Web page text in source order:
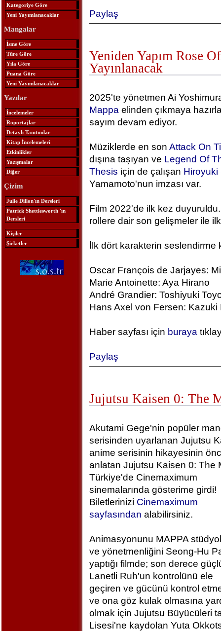
Kategoriye Göre
Yeni Yayımlanacaklar
Mangalar
İsme Göre
Türe Göre
Yıla Göre
Puana Göre
Yeni Yayımlanacaklar
Yazılar
İncelemeler
Röportajlar
Detaylı Tanıtımlar
Kitap İncelemeleri
Etkinlikler
Yazışmalar
Diğer
Çizim
Julie Dillon'ın Dersleri
Patrick Shettlesworth 'ın
Dersleri
Kişiler
Şirketler
Paylaş
Yeniden Yapım Rose
Yayınlanacak
2025'te yönetmen Ai
Mappa elinden çıkmaya
sayım devam ediyor.
Müziklerde en son Attack On
dışına taşıyan ve Legend Of
Thesis için de çalışan Hiroyuki
Yamamoto'nun imzası var.
Film 2022'de ilk kez
rollere dair son gelişmeler ile ilk
İlk dört karakterin seslendirme
Oscar François de Jarjayes:
Marie Antoinette: Aya Hirano
André Grandier: Toshiyuki
Hans Axel von Fersen: Kazuki
Haber sayfası için buraya
Paylaş
Jujutsu Kaisen 0: The
Akutami Gege'nin popüler
serisinden uyarlanan Jujutsu
anime serisinin hikayesinin
anlatan Jujutsu Kaisen 0: The
Türkiye'de Cinemaximum
sinemalarında gösterime girdi!
Biletlerinizi Cinemaximum
sayfasından alabilirsiniz.
Animasyonunu MAPPA
ve yönetmenliğini Seong-Hu
yaptığı filmde; son derece
Lanetli Ruh'un kontrolünü ele
geçiren ve gücünü kontrol
ve ona göz kulak olmasına
olmak için Jujutsu Büyücüleri
Lisesi'ne kaydolan Yuta